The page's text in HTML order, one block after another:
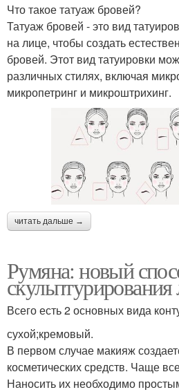
Что такое татуаж бровей?
Татуаж бровей - это вид
на лице, чтобы создать
бровей. Этот вид татуировки
различных стилях, включая
микропетринг и микроштрихинг.
читать дальше →
Румяна: новый
скульптурирования
Всего есть 2 основных вида
сухой;кремовый.
В первом случае макияж
косметических средств. Чаще
Наносить их необходимо